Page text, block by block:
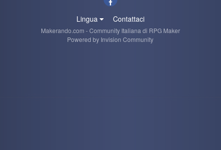
Lingua Contattaci
Makerando.com - Community Italiana di RPG Maker
Powered by Invision Community